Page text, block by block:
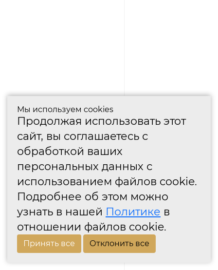
Мы используем cookies
Продолжая использовать этот
сайт, вы соглашаетесь с
обработкой ваших
персональных данных с
использованием файлов cookie.
Подробнее об этом можно
узнать в нашей Политике в
отношении файлов cookie.
Принять все Отклонить все